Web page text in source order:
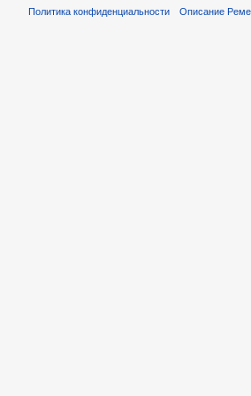
Политика конфиденциальности Описание